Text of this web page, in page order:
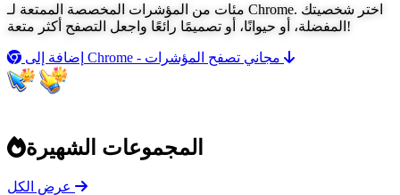
مئات من المؤشرات المخصصة الممتعة لـ Chrome. اختر شخصيتك
المفضلة، أو حيوانًا، أو تصميمًا رائعًا واجعل التصفح أكثر متعة!
إضافة إلى Chrome - مجاني
المجموعات الشهيرة